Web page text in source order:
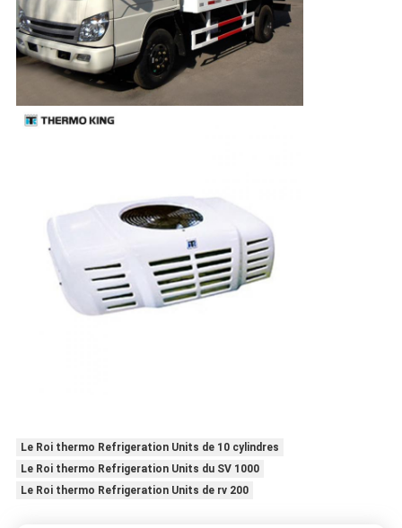
Le Roi thermo Refrigeration Units de 10 cylindres
Le Roi thermo Refrigeration Units du SV 1000
Le Roi thermo Refrigeration Units de rv 200